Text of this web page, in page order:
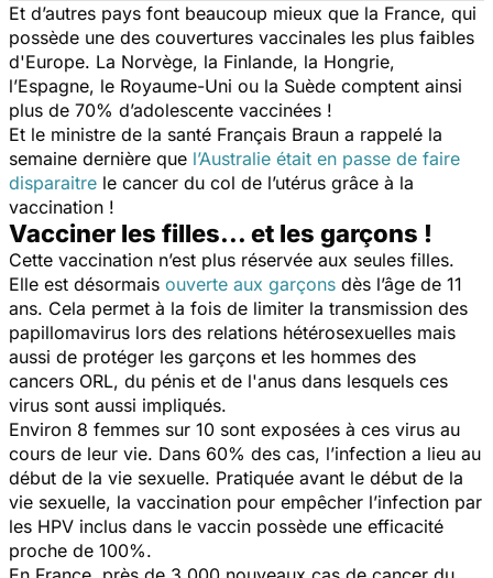
Et d’autres pays font beaucoup mieux que la France, qui
possède une des couvertures vaccinales les plus faibles
d'Europe. La Norvège, la Finlande, la Hongrie,
l’Espagne, le Royaume-Uni ou la Suède comptent ainsi
plus de 70% d’adolescente vaccinées !
Et le ministre de la santé Français Braun a rappelé la
semaine dernière que l’Australie était en passe de faire
disparaitre le cancer du col de l’utérus grâce à la
vaccination !
Vacciner les filles... et les garçons !
Cette vaccination n’est plus réservée aux seules filles.
Elle est désormais ouverte aux garçons dès l’âge de 11
ans. Cela permet à la fois de limiter la transmission des
papillomavirus lors des relations hétérosexuelles mais
aussi de protéger les garçons et les hommes des
cancers ORL, du pénis et de l'anus dans lesquels ces
virus sont aussi impliqués.
Environ 8 femmes sur 10 sont exposées à ces virus au
cours de leur vie. Dans 60% des cas, l’infection a lieu au
début de la vie sexuelle. Pratiquée avant le début de la
vie sexuelle, la vaccination pour empêcher l’infection par
les HPV inclus dans le vaccin possède une efficacité
proche de 100%.